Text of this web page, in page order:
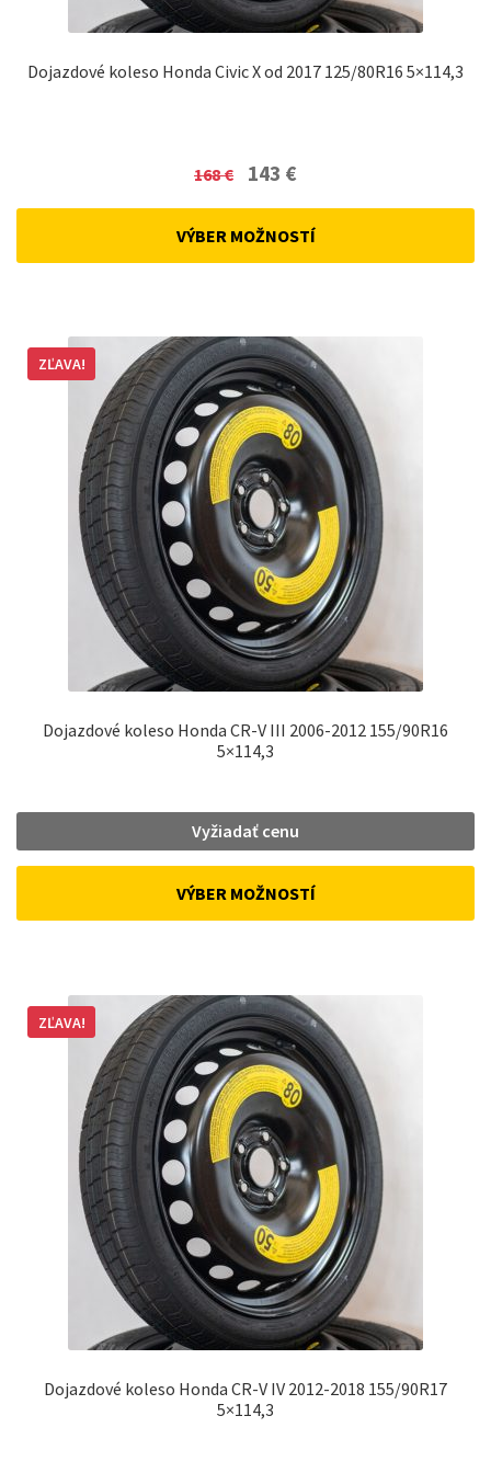
Dojazdové koleso Honda Civic X od 2017 125/80R16 5×114,3
168€
Original
was:
143 €Current
VÝBER MOŽNOSTÍ
Dojazdové koleso Honda CR-V III 2006-2012 155/90R16
5×114,3
ZĽAVA!
Vyžiadať cenu
VÝBER MOŽNOSTÍ
Dojazdové koleso Honda CR-V IV 2012-2018 155/90R17
5×114,3
ZĽAVA!